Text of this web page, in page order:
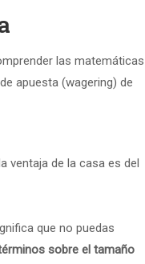
las matemáticas
apuesta (wagering) de
ventaja de la casa es del
que no puedas
sobre el tamaño